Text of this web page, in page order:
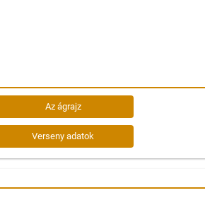
Az ágrajz
Verseny adatok